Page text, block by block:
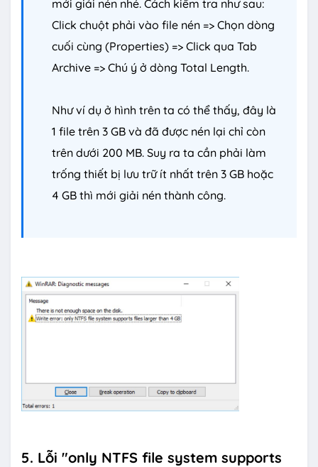
mới giải nén nhé. Cách kiểm tra như sau:
Click chuột phải vào file nén => Chọn dòng
cuối cùng (Properties) => Click qua Tab
Archive => Chú ý ở dòng Total Length.
Như ví dụ ở hình trên ta có thể thấy, đây là
1 file trên 3 GB và đã được nén lại chỉ còn
trên dưới 200 MB. Suy ra ta cần phải làm
trống thiết bị lưu trữ ít nhất trên 3 GB hoặc
4 GB thì mới giải nén thành công.
5. Lỗi "only NTFS file system supports